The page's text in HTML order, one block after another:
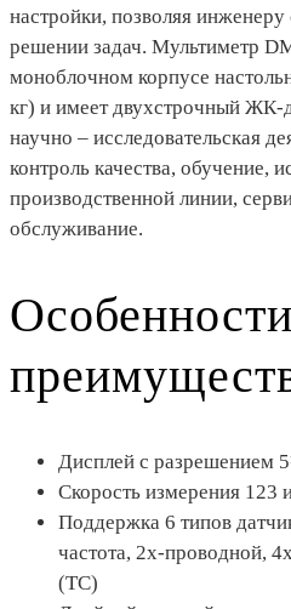
настройки, позволяя инженеру
решении задач. Мультиметр
моноблочном корпусе
кг) и имеет двухстрочный ЖК-
научно – исследовательская
контроль качества, обучение,
производственной линии,
обслуживание.
Дисплей с разрешением
Скорость измерения 123
Поддержка 6 типов
частота, 2х-проводной,
(TC)